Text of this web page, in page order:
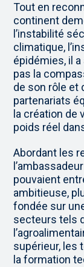
Tout en
continent
l’instabilité
climatique,
épidémies, il
pas la
de son rôle et
partenariats
la création de
poids réel
Abordant les
pouvaient
ambitieuse,
fondée sur
secteurs tels
supérieur, les
la formation